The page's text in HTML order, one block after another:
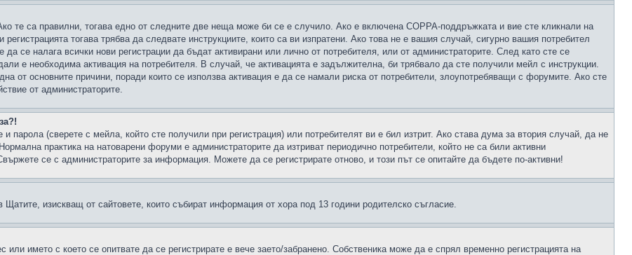
те са правилни, тогава едно от следните две неща може би се е случило. Ако е включена COPPA-поддръжката и вие сте кликнали на
регистрацията тогава трябва да следвате инструкциите, които са ви изпратени. Ако това не е вашия случай, сигурно вашия потребител
се налага всички нови регистрации да бъдат активирани или лично от потребителя, или от администраторите. След като сте се
е необходима активация на потребителя. В случай, че активацията е задължителна, би трябвало да сте получили мейл с инструкции.
от основните причини, поради които се използва активация е да се намали риска от потребители, злоупотребяващи с форумите. Ако сте
от администраторите.
парола (сверете с мейла, който сте получили при регистрация) или потребителят ви е бил изтрит. Ако става дума за втория случай, да не
практика на натоварени форуми е администраторите да изтриват периодично потребители, който не са били активни
се с администраторите за информация. Можете да се регистрирате отново, и този път се опитайте да бъдете по-активни!
изискващ от сайтовете, които събират информация от хора под 13 години родителско съгласие.
името с което се опитвате да се регистрирате е вече заето/забранено. Собственика може да е спрял временно регистрацията на